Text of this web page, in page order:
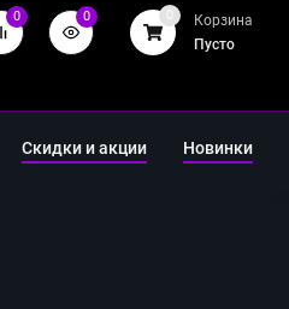
0 0 0
Корзина
Пусто
Скидки и акции Новинки